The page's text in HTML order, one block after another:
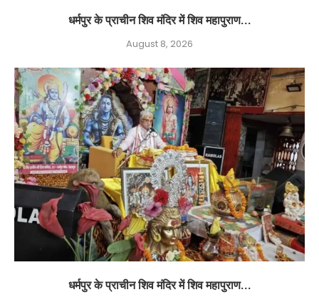
धर्मपुर के प्राचीन शिव मंदिर में शिव महापुराण...
August 8, 2026
धर्मपुर के प्राचीन शिव मंदिर में शिव महापुराण...